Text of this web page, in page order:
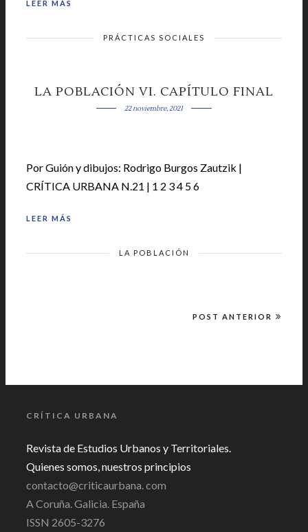
LEER MÁS
PRÁCTICAS SOCIALES
LA POBLACIÓN VI. CAPÍTULO FINAL
22 noviembre, 2021
Por Guión y dibujos: Rodrigo Burgos Zautzik |
CRÍTICA URBANA N.21 | 1 2 3 4 5 6
LEER MÁS
LA POBLACIÓN
POST ANTERIOR
CRÍTICA URBANA
Revista de Estudios Urbanos y Territoriales.
Quienes somos, nuestros principios
contacto@criticaurbana. com
A Coruña. Galicia. España
ISSN 2605-3276